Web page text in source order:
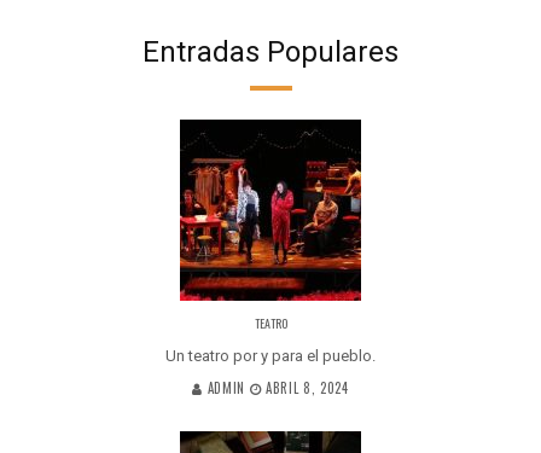
Entradas Populares
TEATRO
Un teatro por y para el pueblo.
ADMIN ABRIL 8, 2024